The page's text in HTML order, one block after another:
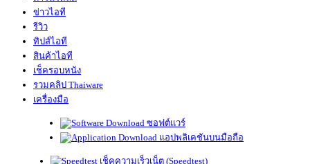
ข่าวไอที
รีวิว
ทิปส์ไอที
สินค้าไอที
เช็ครอบหนัง
รวมคลิป Thaiware
เครื่องมือ
ซอฟต์แวร์
แอปพลิเคชันบนมือถือ
เช็คความเร็วเน็ต (Speedtest)